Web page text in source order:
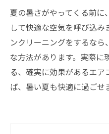
夏の暑さがやってくる前に
して快適な空気を呼び込
ンクリーニングをするな
な方法があります。実際に
る、確実に効果があるエ
ば、暑い夏も快適に過ごせ